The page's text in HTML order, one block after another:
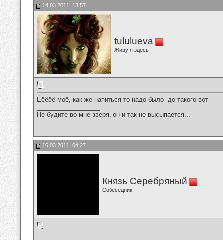
14.03.2011, 13:57
tululueva
Живу я здесь
Ёёёёё моё, как же напиться то надо было до такого вот
Не будите во мне зверя, он и так не высыпается...
16.03.2011, 04:27
Князь Серебряный
Собеседник